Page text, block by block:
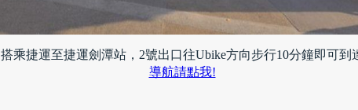
搭乘捷運至捷運劍潭站，2號出口往Ubike方向步行10分鐘即可到
導航請點我!